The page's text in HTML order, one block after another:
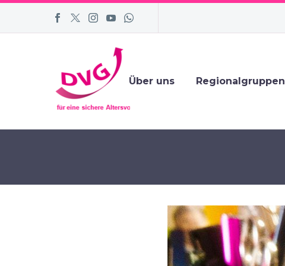
Über uns Regionalgruppen